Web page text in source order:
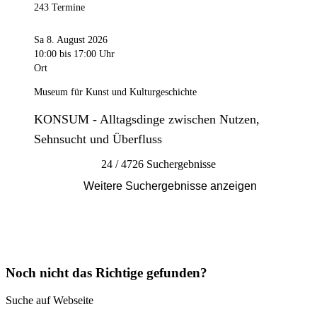
243 Termine
Sa 8. August 2026
10:00 bis 17:00 Uhr
Ort
Museum für Kunst und Kulturgeschichte
KONSUM - Alltagsdinge zwischen Nutzen,
Sehnsucht und Überfluss
24 / 4726 Suchergebnisse
Weitere Suchergebnisse anzeigen
Noch nicht das Richtige gefunden?
Suche auf Webseite